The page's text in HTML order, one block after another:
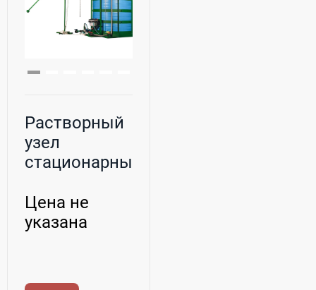
Растворный
узел
стационарный
и удобр...
Цена не
указана